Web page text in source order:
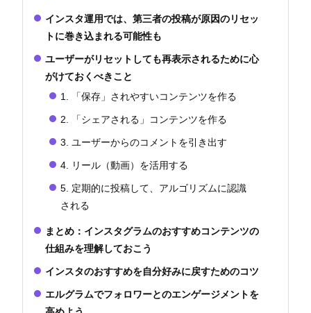
インスタ運用では、第三者の投稿が原因のリセッ
トに巻き込まれる可能性も
ユーザーがリセットしても再表示されるために心
がけておくべきこと
1. 「保存」されやすいコンテンツを作る
2. 「シェアされる」コンテンツを作る
3. ユーザーからのコメントを引き出す
4. リール（動画）を活用する
5. 定期的に投稿して、アルゴリズムに認識
される
まとめ：インスタグラムのおすすめコンテンツの
仕組みを理解しておこう
インスタのおすすめを自分好みに戻すためのコツ
エルグラムでフォロワーとのエンゲージメントを